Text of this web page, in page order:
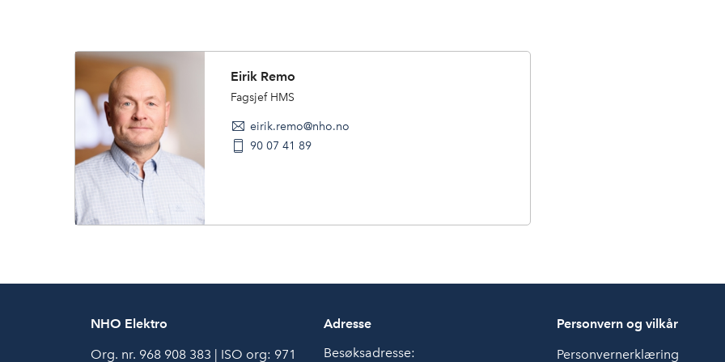
Eirik Remo
Fagsjef HMS
eirik.remo@nho.no
90 07 41 89
NHO Elektro
Org. nr. 968 908 383 | ISO org: 971
Adresse
Besøksadresse:
Personvern og vilkår
Personvernerklæring